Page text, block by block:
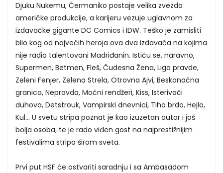
Djuku Nukemu, Ćermaniko postaje velika zvezda
američke produkcije, a karijeru vezuje uglavnom za
izdavačke gigante DC Comics i IDW. Teško je zamisliti
bilo kog od najvećih heroja ova dva izdavača na kojima
nije radio talentovani Madriđanin. Ističu se, naravno,
Supermen, Betmen, Fleš, Čudesna Žena, Liga pravde,
Zeleni Fenjer, Zelena Strela, Otrovna Ajvi, Beskonačna
granica, Nepravda, Moćni rendžeri, Kiss, Isterivači
duhova, Detstrouk, Vampirski dnevnici, Tiho brdo, Hejlo,
Kul… U svetu stripa poznat je kao izuzetan autor i još
bolja osoba, te je rado viđen gost na najprestižnijim
festivalima stripa širom sveta.
Prvi put HSF će ostvariti saradnju i sa Ambasadom